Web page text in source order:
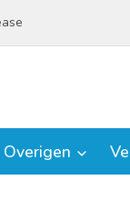
Overigen